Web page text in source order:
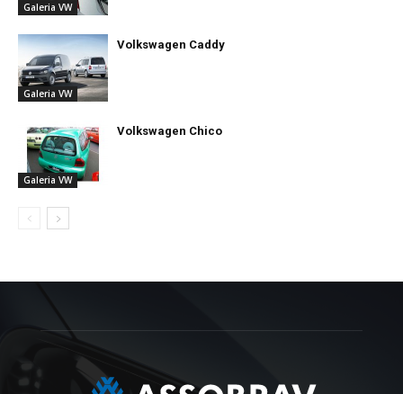
Galeria VW
Galeria VW
Volkswagen Caddy
Galeria VW
Volkswagen Chico